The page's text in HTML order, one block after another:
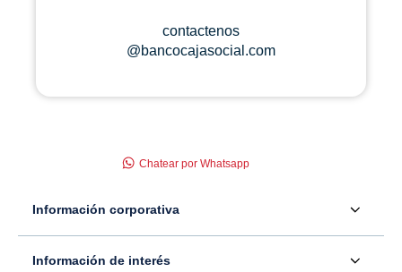
contactenos
@bancocajasocial.com
Información corporativa
Información de interés
Chatear por Whatsapp